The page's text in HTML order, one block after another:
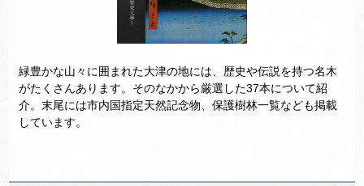
緑豊かな山々に囲まれた大津の地には、歴史や伝説を持つ名木
がたくさんあります。そのなかから厳選した37本について紹
介。末尾には市内国指定天然記念物、保護樹林一覧なども掲載
しています。